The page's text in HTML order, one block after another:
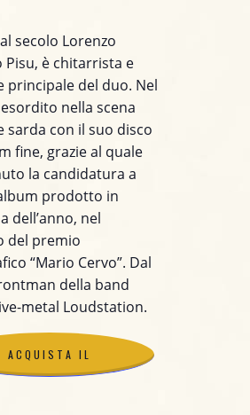
secolo Lorenzo
Pisu, è chitarrista e
principale del duo. Nel
nella scena
sarda con il suo disco
fine, grazie al quale
la candidatura a
prodotto in
dell’anno, nel
del premio
“Mario Cervo”. Dal
della band
metal Loudstation.
ACQUISTA IL